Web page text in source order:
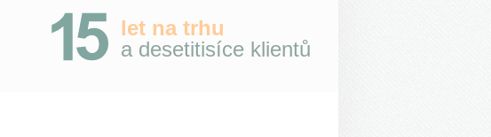
let na trhu
a desetitisíce klientů